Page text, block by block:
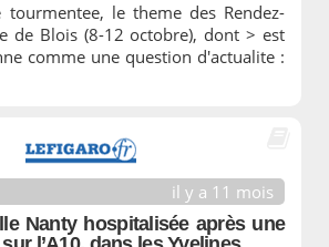
tourmentee, le theme des Rendez-
de Blois (8-12 octobre), dont > est
comme une question d'actualite :
il y a 11 mois
Nanty hospitalisée après une